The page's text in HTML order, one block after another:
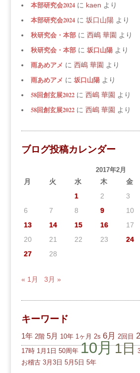
本部研究会2024に kaen より
本部研究会2024に 坂口山陽より
秋研究会・本部に 西嶋 華園 より
秋研究会・本部に 坂口山陽より
雨あめアメ に 西嶋 華園 より
雨あめアメ に 坂口山陽より
58回創玄展2022に 西嶋 華園 より
58回創玄展2022に 西嶋 華園 より
ブログ投稿カレンダー
2017年2月
月 火 水 木 金
1
2 3
6
7 8 9 10
13
14 15 16 17
20
21 22 23 24
27
28
« 1月 3月 »
キーワード
1年 2階 5月 10年 1ヶ月 2s 6月 2回目
17時 1月1日 50周年 10月1日
お稽古 3月3日 5月5日 5年